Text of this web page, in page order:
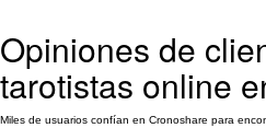
Opiniones de
tarotistas online
Miles de usuarios confían en Cronoshare para